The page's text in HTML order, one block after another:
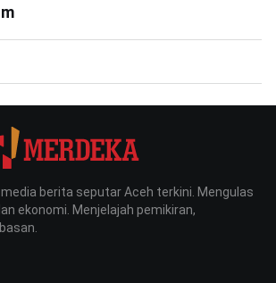
berita seputar Aceh terkini. Mengulas
ekonomi. Menjelajah pemikiran,